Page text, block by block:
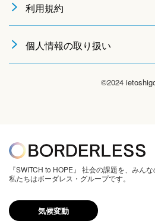
利用規約
個人情報の取り扱い
©2024
『SWITCH to HOPE』 社会の課題を、みんな
私たちはボーダレス・グループです。
気候変動